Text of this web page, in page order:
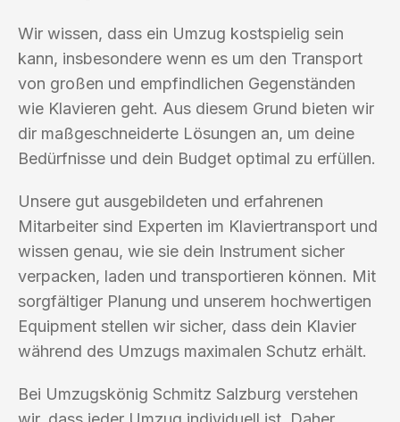
Wir wissen, dass ein Umzug kostspielig sein
kann, insbesondere wenn es um den Transport
von großen und empfindlichen Gegenständen
wie Klavieren geht. Aus diesem Grund bieten wir
dir maßgeschneiderte Lösungen an, um deine
Bedürfnisse und dein Budget optimal zu erfüllen.
Unsere gut ausgebildeten und erfahrenen
Mitarbeiter sind Experten im Klaviertransport und
wissen genau, wie sie dein Instrument sicher
verpacken, laden und transportieren können. Mit
sorgfältiger Planung und unserem hochwertigen
Equipment stellen wir sicher, dass dein Klavier
während des Umzugs maximalen Schutz erhält.
Bei Umzugskönig Schmitz Salzburg verstehen